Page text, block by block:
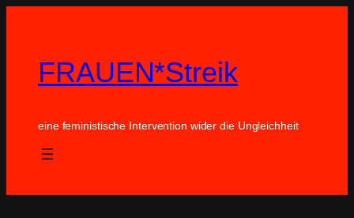
FRAUEN*Streik
eine feministische Intervention wider die Ungleichheit